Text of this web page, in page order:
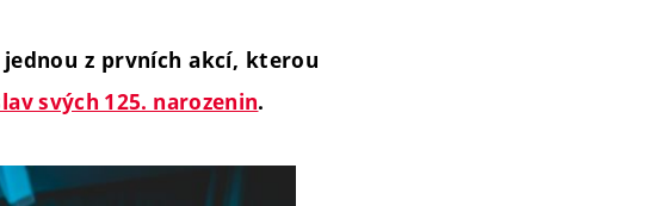
z prvních akcí, kterou
svých 125. narozenin.